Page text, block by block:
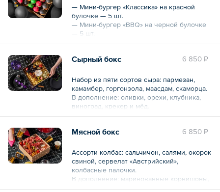
— Хот-дог с куриными колбасками на
зеленой булочке — 6 шт.
— Мини-бургер «Классика» на красной
булочке — 5 шт.
— Мини-бургер «BBQ» на черной булочке
— 5 шт.
— Мини-бургер «Гавайский» на зеленой
— Мини-бургер с лососем на черной
— Мини-бургер с пастрами из индейки на
красной булочке — 5 шт.
Общий вес – 1475 г
6 850 ₽
Сырный бокс
Набор из пяти сортов сыра: пармезан,
камамбер, горгонзола, маасдам, скаморца.
В дополнение: оливки, орехи, клубника,
виноград, крекер и мёд.
Общий вес – 1965 г 6 850 ₽
Мясной бокс
Ассорти колбас: сальчичон, салями, окорок
свиной, сервелат «Австрийский»,
колбасные палочки.
В дополнение: маринованные корнишоны,
каперсы, маслины, маринованный